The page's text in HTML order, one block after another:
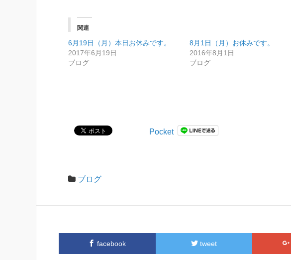
て
T
w
t
t
e
r
で
ン
ド
す
)
共
有
す
だ
さ
ィ
で
す
関連
6月19日（月）本日お休みです。
2017年6月19日
ブログ
8月1日（月）お休みです。
2016年8月1日
ブログ
Pocket
ブログ
facebook tweet